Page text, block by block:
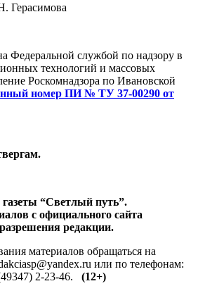
Герасимова
Федеральной службой по надзору в
технологий и массовых
Роскомнадзора по Ивановской
номер ПИ № ТУ 37-00290 от
“Светлый путь”.
с официального сайта
редакции.
материалов обращаться на
или по телефонам:
2-23-46. (12+)